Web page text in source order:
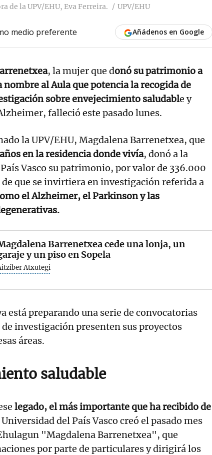
de la UPV/EHU, Eva Ferreira. UPV/EHU
medio preferente Añádenos en Google
, la mujer que donó su patrimonio a
nombre al Aula que potencia la recogida de
sobre envejecimiento saludable y
falleció este pasado lunes.
la UPV/EHU, Magdalena Barrenetxea, que
en la residencia donde vivía, donó a la
Vasco su patrimonio, por valor de 336.000
que se invirtiera en investigación referida a
el Alzheimer, el Parkinson y las
Barrenetxea cede una lonja, un
y un piso en Sopela
Atxutegi
está preparando una serie de convocatorias
investigación presenten sus proyectos
áreas.
saludable
legado, el más importante que ha recibido de
del País Vasco creó el pasado mes
"Magdalena Barrenetxea", que
por parte de particulares y dirigirá los